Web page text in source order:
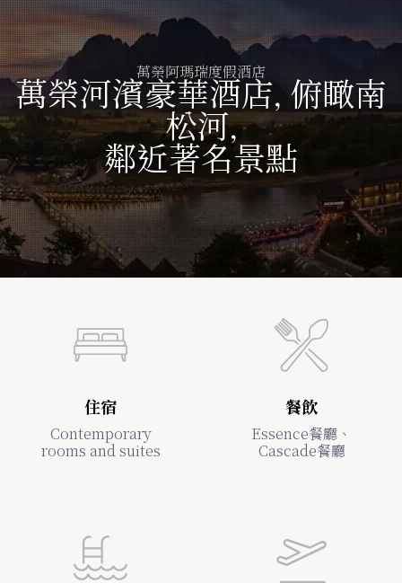
萬榮阿瑪瑞度假酒店
萬榮河濱豪華酒店, 俯瞰南
松河,
鄰近著名景點
住宿
Contemporary
rooms and suites
餐飲
Essence餐廳、
Cascade餐廳